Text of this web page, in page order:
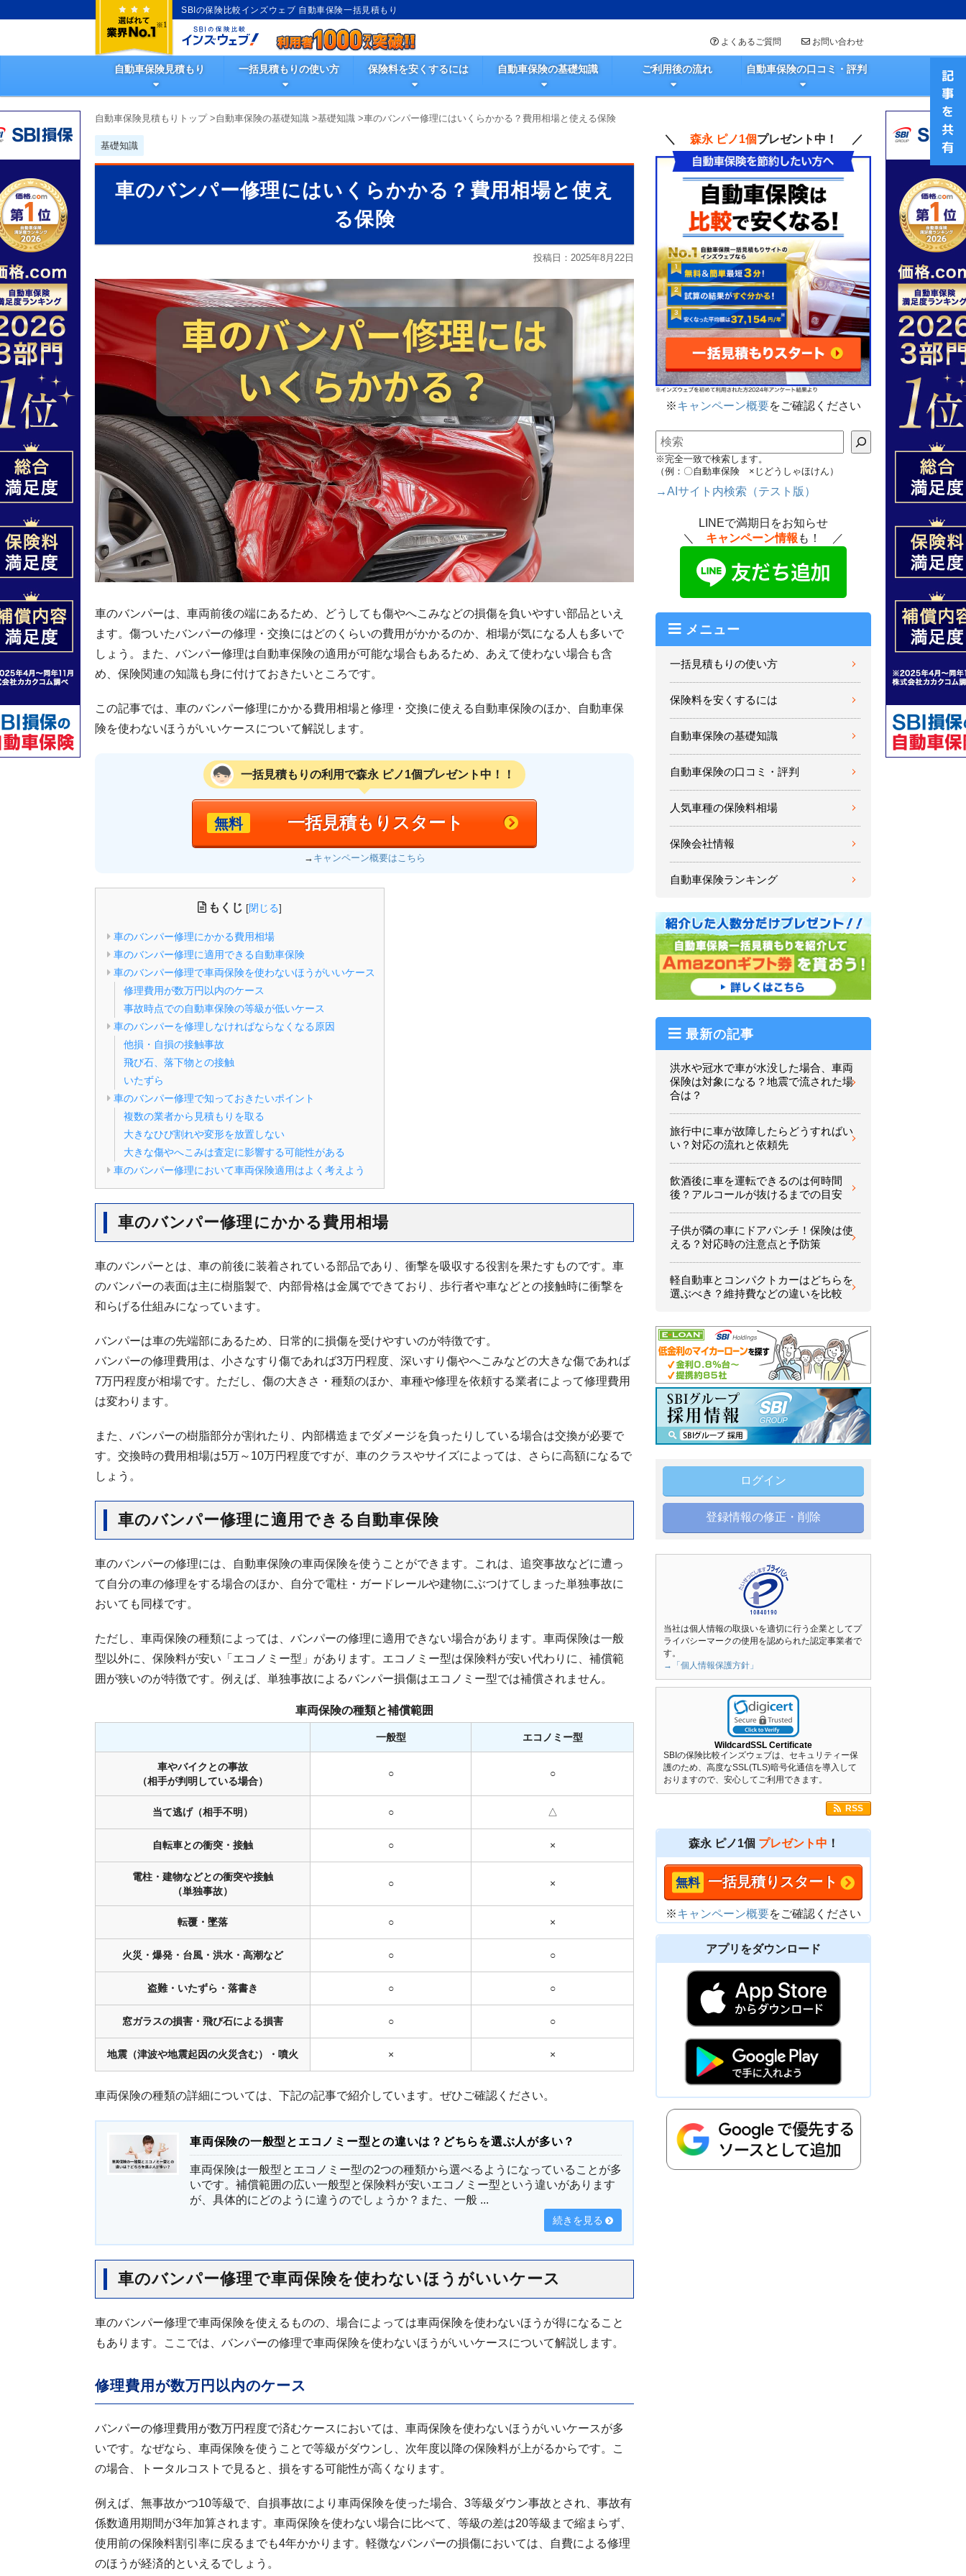
SBIの保険比較インズウェブ 自動車保険一括見積もり
よくあるご質問 お問い合わせ
自動車保険見積もり 一括見積もりの使い方 保険料を安くするには 自動車保険の基礎知識 ご利用後の流れ 自動車保険の口コミ・評判
自動車保険見積もりトップ>自動車保険の基礎知識 >基礎知識 >車のバンパー修理にはいくらかかる？費用相場と使える保険
基礎知識
車のバンパー修理にはいくらかかる？費用相場と使え
る保険
投稿日： 2025年8月22日
車のバンパーは、車両前後の端にあるため、どうしても傷やへこみなどの損傷を負いやすい部品といえ
ます。傷ついたバンパーの修理・交換にはどのくらいの費用がかかるのか、相場が気になる人も多いで
しょう。また、バンパー修理は自動車保険の適用が可能な場合もあるため、あえて使わない場合も含
め、保険関連の知識も身に付けておきたいところです。
この記事では、車のバンパー修理にかかる費用相場と修理・交換に使える自動車保険のほか、自動車保
険を使わないほうがいいケースについて解説します。
一括見積もりの利用で森永 ピノ1個プレゼント中！！
無料 一括見積もりスタート
→ キャンペーン概要はこちら
もくじ [閉じる]
車のバンパー修理にかかる費用相場
車のバンパー修理に適用できる自動車保険
車のバンパー修理で車両保険を使わないほうがいいケース
修理費用が数万円以内のケース
事故時点での自動車保険の等級が低いケース
車のバンパーを修理しなければならなくなる原因
他損・自損の接触事故
飛び石、落下物との接触
いたずら
車のバンパー修理で知っておきたいポイント
複数の業者から見積もりを取る
大きなひび割れや変形を放置しない
大きな傷やへこみは査定に影響する可能性がある
車のバンパー修理において車両保険適用はよく考えよう
車のバンパー修理にかかる費用相場
車のバンパーとは、車の前後に装着されている部品であり、衝撃を吸収する役割を果たすものです。車
のバンパーの表面は主に樹脂製で、内部骨格は金属でできており、歩行者や車などとの接触時に衝撃を
和らげる仕組みになっています。
バンパーは車の先端部にあるため、日常的に損傷を受けやすいのが特徴です。
バンパーの修理費用は、小さなすり傷であれば3万円程度、深いすり傷やへこみなどの大きな傷であれば
7万円程度が相場です。ただし、傷の大きさ・種類のほか、車種や修理を依頼する業者によって修理費用
は変わります。
また、バンパーの樹脂部分が割れたり、内部構造までダメージを負ったりしている場合は交換が必要で
す。交換時の費用相場は5万～10万円程度ですが、車のクラスやサイズによっては、さらに高額になるで
しょう。
車のバンパー修理に適用できる自動車保険
車のバンパーの修理には、自動車保険の車両保険を使うことができます。これは、追突事故などに遭っ
て自分の車の修理をする場合のほか、自分で電柱・ガードレールや建物にぶつけてしまった単独事故に
おいても同様です。
ただし、車両保険の種類によっては、バンパーの修理に適用できない場合があります。車両保険は一般
型以外に、保険料が安い「エコノミー型」があります。エコノミー型は保険料が安い代わりに、補償範
囲が狭いのが特徴です。例えば、単独事故によるバンパー損傷はエコノミー型では補償されません。
車両保険の種類と補償範囲
一般型 エコノミー型
車やバイクとの事故
（相手が判明している場合）
○ ○
当て逃げ（相手不明） ○ △
自転車との衝突・接触 ○ ×
電柱・建物などとの衝突や接触
（単独事故）
○ ×
転覆・墜落 ○ ×
火災・爆発・台風・洪水・高潮など ○ ○
盗難・いたずら・落書き ○ ○
窓ガラスの損害・飛び石による損害 ○ ○
地震（津波や地震起因の火災含む）・噴火 × ×
車両保険の種類の詳細については、下記の記事で紹介しています。ぜひご確認ください。
車両保険の一般型とエコノミー型との違いは？どちらを選ぶ人が多い？
車両保険は一般型とエコノミー型の2つの種類から選べるようになっていることが多
いです。補償範囲の広い一般型と保険料が安いエコノミー型という違いがあります
が、具体的にどのように違うのでしょうか？また、一般 ...
続きを見る
車のバンパー修理で車両保険を使わないほうがいいケース
車のバンパー修理で車両保険を使えるものの、場合によっては車両保険を使わないほうが得になること
もあります。ここでは、バンパーの修理で車両保険を使わないほうがいいケースについて解説します。
修理費用が数万円以内のケース
バンパーの修理費用が数万円程度で済むケースにおいては、車両保険を使わないほうがいいケースが多
いです。なぜなら、車両保険を使うことで等級がダウンし、次年度以降の保険料が上がるからです。こ
の場合、トータルコストで見ると、損をする可能性が高くなります。
例えば、無事故かつ10等級で、自損事故により車両保険を使った場合、3等級ダウン事故とされ、事故有
係数適用期間が3年加算されます。車両保険を使わない場合に比べて、等級の差は20等級まで縮まらず、
使用前の保険料割引率に戻るまでも4年かかります。軽微なバンパーの損傷においては、自費による修理
のほうが経済的といえるでしょう。
＼ 森永 ピノ1個プレゼント中！ ／
※キャンペーン概要をご確認ください
検索
※完全一致で検索します。
（例：〇自動車保険 ×じどうしゃほけん）
→AIサイト内検索（テスト版）
LINEで満期日をお知らせ
＼ キャンペーン情報 も！ ／
メニュー
一括見積もりの使い方
保険料を安くするには
自動車保険の基礎知識
自動車保険の口コミ・評判
人気車種の保険料相場
保険会社情報
自動車保険ランキング
最新の記事
洪水や冠水で車が水没した場合、車両
保険は対象になる？地震で流された場
合は？
旅行中に車が故障したらどうすればい
い？対応の流れと依頼先
飲酒後に車を運転できるのは何時間
後？アルコールが抜けるまでの目安
子供が隣の車にドアパンチ！保険は使
える？対応時の注意点と予防策
軽自動車とコンパクトカーはどちらを
選ぶべき？維持費などの違いを比較
ログイン
登録情報の修正・削除
当社は個人情報の取扱いを適切に行う企業としてプ
ライバシーマークの使用を認められた認定事業者で
す。
→「個人情報保護方針」
WildcardSSL Certificate
SBIの保険比較インズウェブは、セキュリティー保
護のため、高度なSSL(TLS)暗号化通信を導入して
おりますので、安心してご利用できます。
RSS
森永 ピノ1個 プレゼント中 ！
一括見積りスタート
※キャンペーン概要をご確認ください
アプリをダウンロード